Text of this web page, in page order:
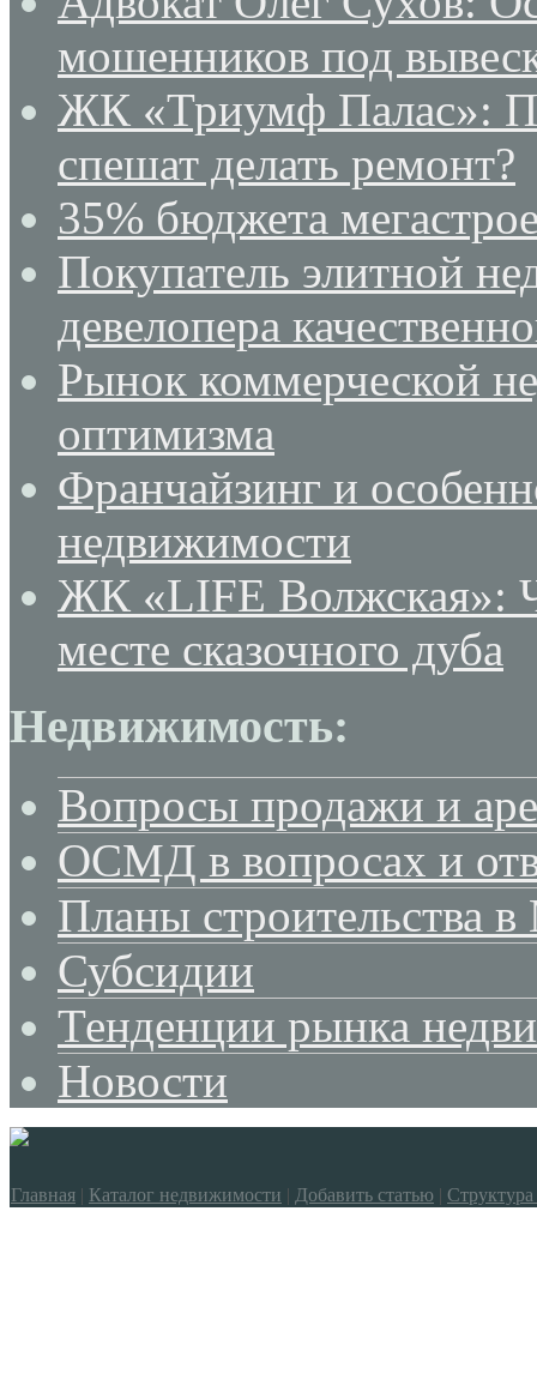
мошенников под
ЖК «Триумф Палас»:
спешат делать ремонт?
35% бюджета
Покупатель элитной
девелопера
Рынок коммерческой
оптимизма
Франчайзинг и
недвижимости
ЖК «LIFE Волжская»:
месте сказочного дуба
Недвижимость:
Вопросы продажи и
ОСМД в вопросах и
Планы строительства
Субсидии
Тенденции рынка
Новости
Главная | Каталог недвижимости | Добавить статью | Структура